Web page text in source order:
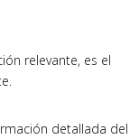
relevante, es el
detallada del